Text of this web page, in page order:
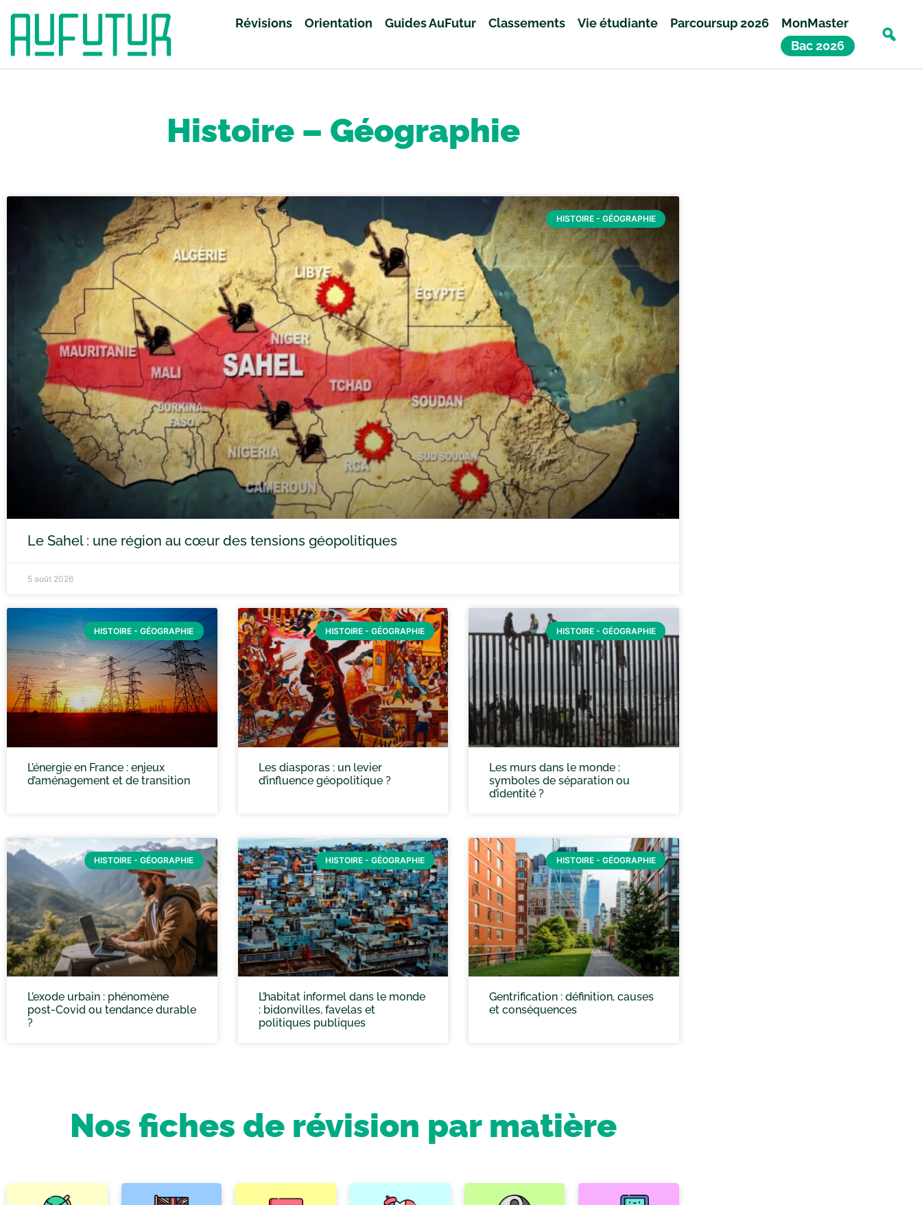
Révisions Orientation Guides AuFutur Classements Vie étudiante Parcoursup 2026
MonMaster
Bac 2026
Histoire – Géographie
HISTOIRE - GÉOGRAPHIE
Le Sahel : une région au cœur des tensions géopolitiques
5 août 2026
HISTOIRE - GÉOGRAPHIE
L’énergie en France : enjeux
d’aménagement et de transition
HISTOIRE - GÉOGRAPHIE
Les diasporas : un levier
d’influence géopolitique ?
HISTOIRE - GÉOGRAPHIE
Les murs dans le monde :
symboles de séparation ou
d’identité ?
HISTOIRE - GÉOGRAPHIE
L’exode urbain : phénomène
post-Covid ou tendance durable
?
HISTOIRE - GÉOGRAPHIE
L’habitat informel dans le monde
: bidonvilles, favelas et
politiques publiques
HISTOIRE - GÉOGRAPHIE
Gentrification : définition, causes
et conséquences
Nos fiches de révision par matière